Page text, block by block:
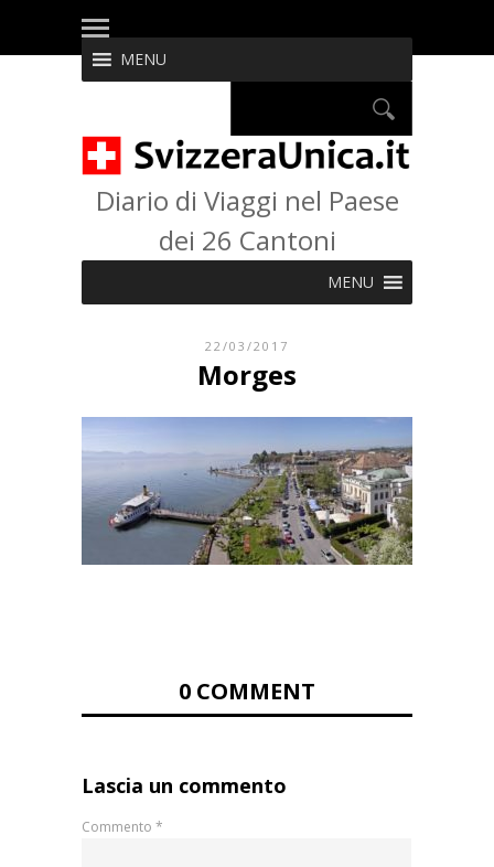
MENU
Diario di Viaggi nel Paese
dei 26 Cantoni
MENU
22/03/2017
Morges
0 COMMENT
Lascia un commento
Commento *